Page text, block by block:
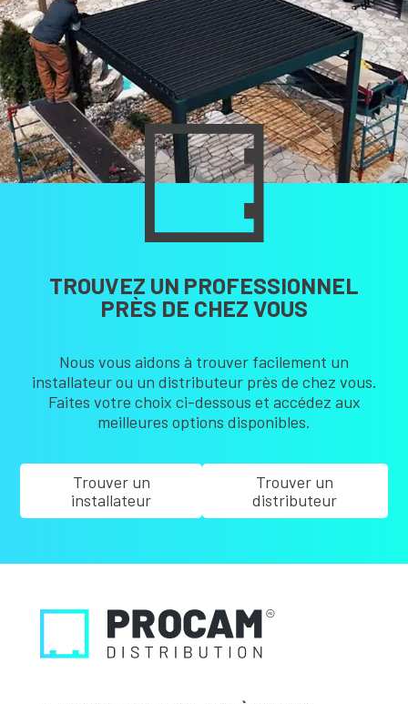
TROUVEZ UN PROFESSIONNEL
PRÈS DE CHEZ VOUS
Nous vous aidons à trouver facilement un
installateur ou un distributeur près de chez vous.
Faites votre choix ci-dessous et accédez aux
meilleures options disponibles.
Trouver un
installateur
Trouver un
distributeur